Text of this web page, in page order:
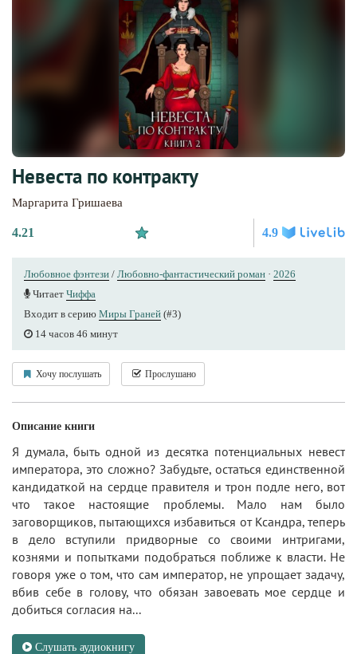
Невеста по контракту
Маргарита Гришаева
4.21 4.9
Любовное фэнтези / Любовно-фантастический роман · 2026
Читает Чиффа
Входит в серию Миры Граней (#3)
14 часов 46 минут
Хочу послушать Прослушано
Описание книги
Я думала, быть одной из десятка потенциальных невест
императора, это сложно? Забудьте, остаться единственной
кандидаткой на сердце правителя и трон подле него, вот
что такое настоящие проблемы. Мало нам было
заговорщиков, пытающихся избавиться от Ксандра, теперь
в дело вступили придворные со своими интригами,
кознями и попытками подобраться поближе к власти. Не
говоря уже о том, что сам император, не упрощает задачу,
вбив себе в голову, что обязан завоевать мое сердце и
добиться согласия на...
Слушать аудиокнигу